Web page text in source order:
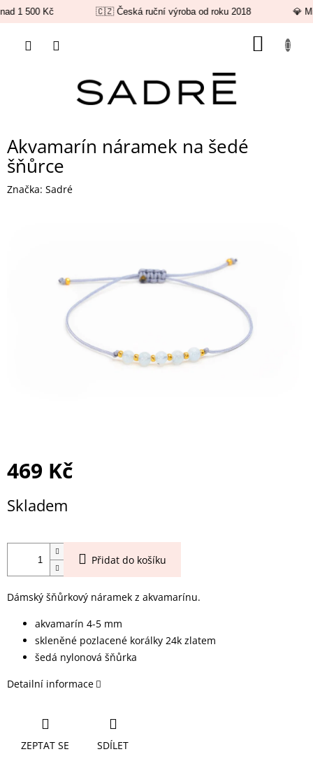
1 500 Kč 🇨🇿 Česká ruční výroba od roku 2018 💎
Akvamarín náramek na šedé
šňůrce
Značka: Sadré
469 Kč
cena:
Skladem
Přidat do košíku
Dámský šňůrkový náramek z akvamarínu.
akvamarín 4-5 mm
skleněné pozlacené korálky 24k zlatem
šedá nylonová šňůrka
Detailní informace
ZEPTAT SE SDÍLET